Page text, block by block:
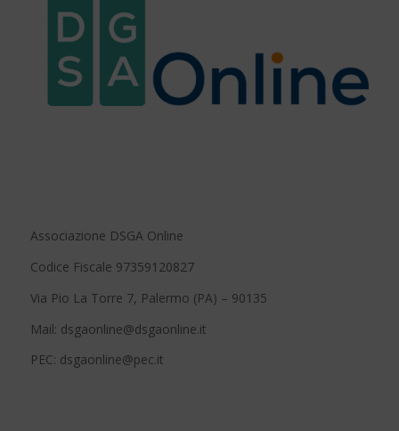
Associazione DSGA Online
Codice Fiscale 97359120827
Via Pio La Torre 7, Palermo (PA) – 90135
Mail: dsgaonline@dsgaonline.it
PEC: dsgaonline@pec.it